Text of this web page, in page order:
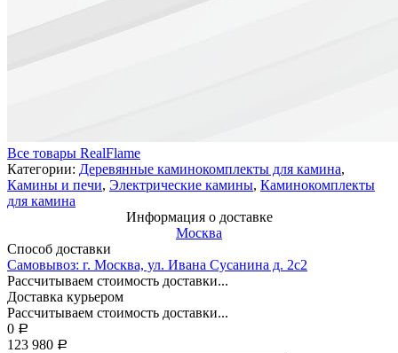
Все товары RealFlame
Категории: Деревянные каминокомплекты для камина,
Камины и печи, Электрические камины, Каминокомплекты
для камина
Информация о доставке
Москва
Способ доставки
Самовывоз: г. Москва, ул. Ивана Сусанина д. 2с2
Рассчитываем стоимость доставки...
Доставка курьером
Рассчитываем стоимость доставки...
0 Р
123 980 Р